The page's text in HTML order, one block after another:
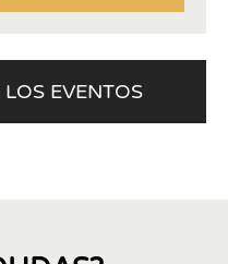
EVENTOS